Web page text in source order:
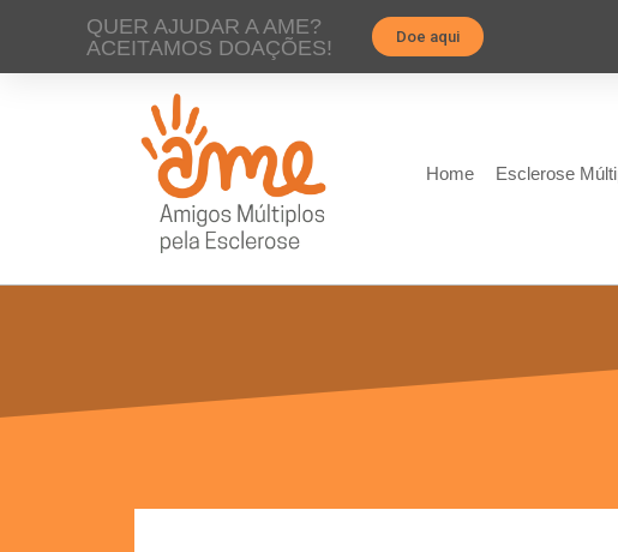
QUER AJUDAR A AME?
ACEITAMOS DOAÇÕES!
Doe aqui
Home Esclerose